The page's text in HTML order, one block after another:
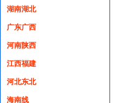
湖南湖北
广东广西
河南陕西
江西福建
河北东北
海南线